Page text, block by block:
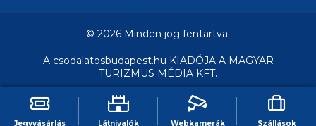
© 2026 Minden jog fentartva.
A csodalatosbudapest.hu KIADÓJA A MAGYAR
TURIZMUS MÉDIA KFT.
Jegyvásárlás Látnivalók Webkamerák Szállások